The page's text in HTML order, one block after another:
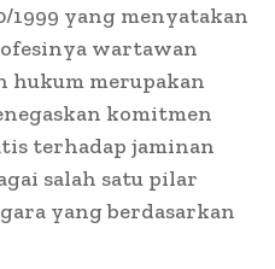
1999 yang menyatakan
wartawan
hukum merupakan
komitmen
terhadap jaminan
salah satu pilar
yang berdasarkan